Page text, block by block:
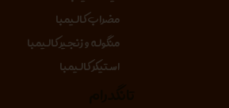
مضراب کالیمبا
منگوله و زنجیر کالیمبا
استیکر کالیمبا